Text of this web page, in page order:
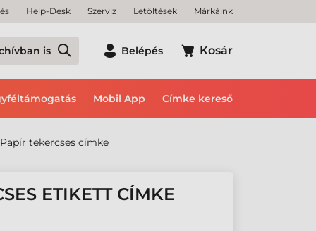
Help-Desk Szerviz Letöltések Márkáink
is Belépés Kosár
Mobil App Címke kereső
Papír tekercses címke
ETIKETT CÍMKE